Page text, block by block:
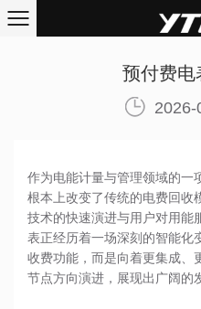
预付费电
2026-
作为电能计量与管理领域的一
根本上改变了传统的电费回收
技术的快速演进与用户对用能
表正经历着一场深刻的智能化
收费功能，而是向着更集成、
节点方向演进，展现出广阔的